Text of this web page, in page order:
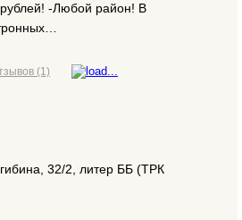
-Любой район! В
(1)
32/2, литер ББ (ТРК